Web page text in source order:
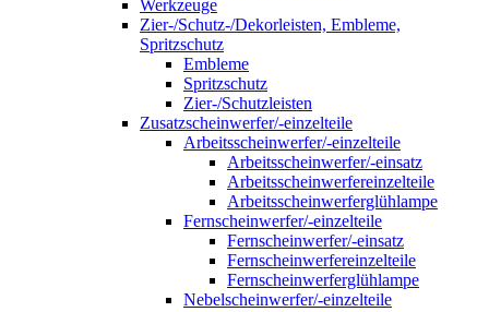
Werkzeuge
Zier-/Schutz-/Dekorleisten, Embleme,
Spritzschutz
Embleme
Spritzschutz
Zier-/Schutzleisten
Zusatzscheinwerfer/-einzelteile
Arbeitsscheinwerfer/-einzelteile
Arbeitsscheinwerfer/-einsatz
Arbeitsscheinwerfereinzelteile
Arbeitsscheinwerferglühlampe
Fernscheinwerfer/-einzelteile
Fernscheinwerfer/-einsatz
Fernscheinwerfereinzelteile
Fernscheinwerferglühlampe
Nebelscheinwerfer/-einzelteile